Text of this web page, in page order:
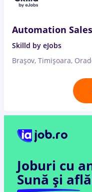
Automation
Skilld by eJobs
Brașov, Timișoara,
Joburi cu
Sună și